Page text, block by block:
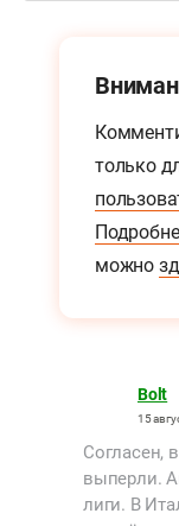
только
можно
Bolt
15
Согласен,
выперли.
лиги. В